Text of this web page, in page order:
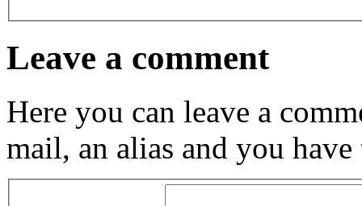
Leave a comment
Here you can leave a
mail, an alias and you have